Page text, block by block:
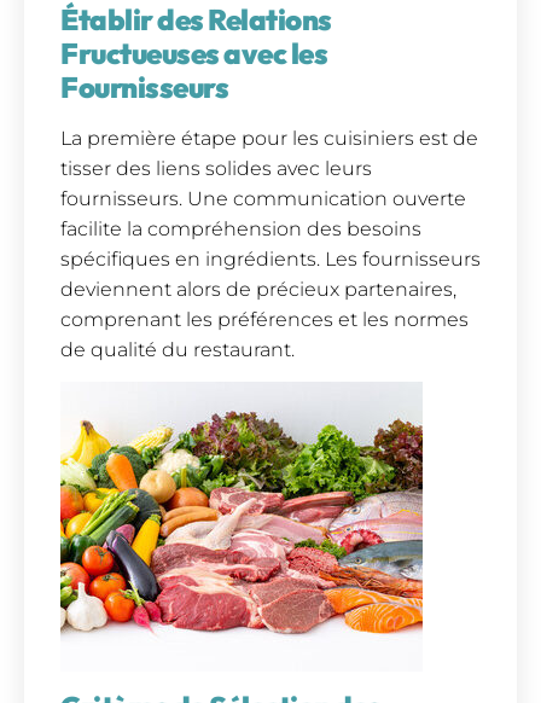
Établir des Relations
Fructueuses avec les
Fournisseurs
La première étape pour les cuisiniers est de
tisser des liens solides avec leurs
fournisseurs. Une communication ouverte
facilite la compréhension des besoins
spécifiques en ingrédients. Les fournisseurs
deviennent alors de précieux partenaires,
comprenant les préférences et les normes
de qualité du restaurant.